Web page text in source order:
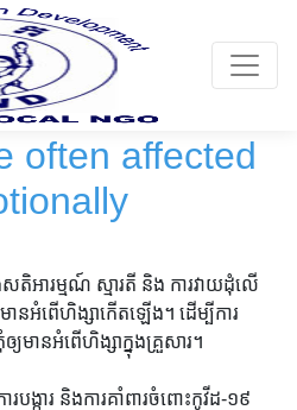
often affected
តិអារម្មណ៍ ស្មារតី និង ការ​វាយ​ដុំ​លើ​
ន​អំពើ​ហិង្សា​កើតឡើង​។ ដើម្បីការ
មានអំពើហិង្សាក្នុងគ្រួសារ។
បង្ការ និងការគាំពារចំពោះកូវីដ-១៩